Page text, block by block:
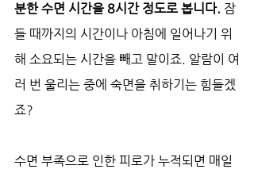
분한 수면 시간을 8시간 정도로 봅니다. 잠
들 때까지의 시간이나 아침에 일어나기 위
해 소요되는 시간을 빼고 말이죠. 알람이 여
러 번 울리는 중에 숙면을 취하기는 힘들겠
죠?
수면 부족으로 인한 피로가 누적되면 매일